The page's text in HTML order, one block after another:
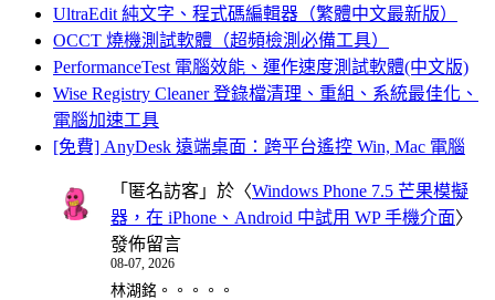
UltraEdit 純文字、程式碼編輯器（繁體中文最新版）
OCCT 燒機測試軟體（超頻檢測必備工具）
PerformanceTest 電腦效能、運作速度測試軟體(中文版)
Wise Registry Cleaner 登錄檔清理、重組、系統最佳化、
電腦加速工具
[免費] AnyDesk 遠端桌面：跨平台遙控 Win, Mac 電腦
「 匿名訪客 」於〈Windows Phone 7.5 芒果模擬
器，在 iPhone、Android 中試用 WP 手機介面〉
發佈留言
08-07, 2026
林湖銘。。。。。